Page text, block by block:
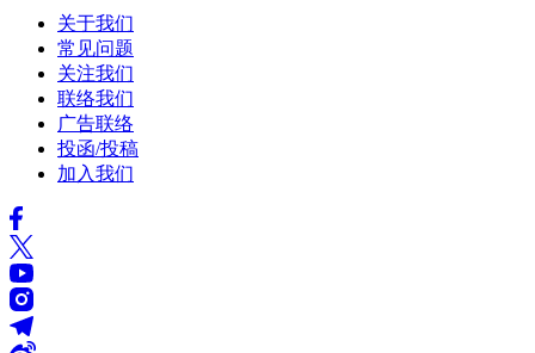
关于我们
常见问题
关注我们
联络我们
广告联络
投函/投稿
加入我们